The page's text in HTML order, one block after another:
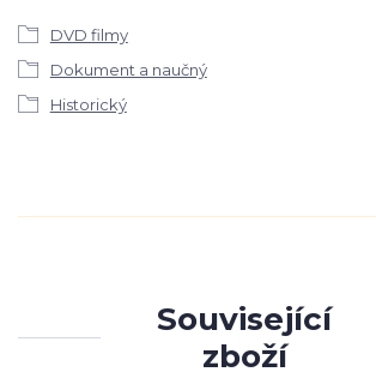
DVD filmy
Dokument a naučný
Historický
Související
zboží